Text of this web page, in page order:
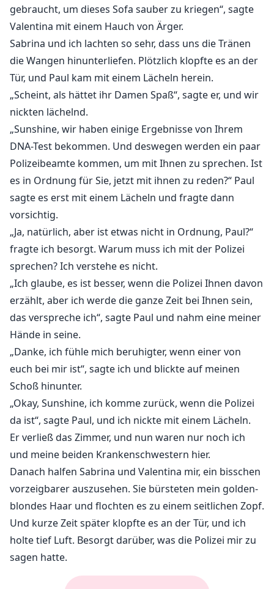
gebraucht, um dieses Sofa sauber zu kriegen“, sagte
Valentina mit einem Hauch von Ärger.
Sabrina und ich lachten so sehr, dass uns die Tränen
die Wangen hinunterliefen. Plötzlich klopfte es an der
Tür, und Paul kam mit einem Lächeln herein.
„Scheint, als hättet ihr Damen Spaß“, sagte er, und wir
nickten lächelnd.
„Sunshine, wir haben einige Ergebnisse von Ihrem
DNA-Test bekommen. Und deswegen werden ein paar
Polizeibeamte kommen, um mit Ihnen zu sprechen. Ist
es in Ordnung für Sie, jetzt mit ihnen zu reden?“ Paul
sagte es erst mit einem Lächeln und fragte dann
vorsichtig.
„Ja, natürlich, aber ist etwas nicht in Ordnung, Paul?“
fragte ich besorgt. Warum muss ich mit der Polizei
sprechen? Ich verstehe es nicht.
„Ich glaube, es ist besser, wenn die Polizei Ihnen davon
erzählt, aber ich werde die ganze Zeit bei Ihnen sein,
das verspreche ich“, sagte Paul und nahm eine meiner
Hände in seine.
„Danke, ich fühle mich beruhigter, wenn einer von
euch bei mir ist“, sagte ich und blickte auf meinen
Schoß hinunter.
„Okay, Sunshine, ich komme zurück, wenn die Polizei
da ist“, sagte Paul, und ich nickte mit einem Lächeln.
Er verließ das Zimmer, und nun waren nur noch ich
und meine beiden Krankenschwestern hier.
Danach halfen Sabrina und Valentina mir, ein bisschen
vorzeigbarer auszusehen. Sie bürsteten mein golden-
blondes Haar und flochten es zu einem seitlichen Zopf.
Und kurze Zeit später klopfte es an der Tür, und ich
holte tief Luft. Besorgt darüber, was die Polizei mir zu
sagen hatte.